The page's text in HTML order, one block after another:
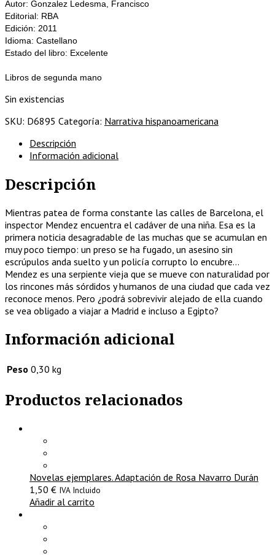
Autor: Gonzalez Ledesma, Francisco
Editorial: RBA
Edición: 2011
Idioma: Castellano
Estado del libro: Excelente
Libros de segunda mano
Sin existencias
SKU: D6895 Categoría: Narrativa hispanoamericana
Descripción
Información adicional
Descripción
Mientras patea de forma constante las calles de Barcelona, el
inspector Mendez encuentra el cadáver de una niña. Esa es la
primera noticia desagradable de las muchas que se acumulan en
muy poco tiempo: un preso se ha fugado, un asesino sin
escrúpulos anda suelto y un policía corrupto lo encubre…
Mendez es una serpiente vieja que se mueve con naturalidad por
los rincones más sórdidos y humanos de una ciudad que cada vez
reconoce menos. Pero ¿podrá sobrevivir alejado de ella cuando
se vea obligado a viajar a Madrid e incluso a Egipto?
Información adicional
Peso 0,30 kg
Productos relacionados
Novelas ejemplares. Adaptación de Rosa Navarro Durán
1,50 € IVA Incluido
Añadir al carrito